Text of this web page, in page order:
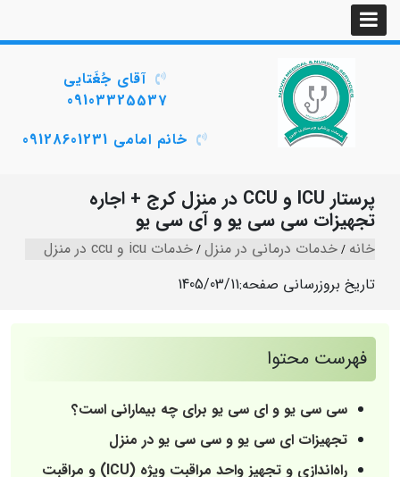
آقای جُغَتایی
09103325537
خانم امامی 09128601231
پرستار ICU و CCU در منزل کرج + اجاره
تجهیزات سی سی یو و آی سی یو
خانه خدمات درمانی در منزل خدمات icu و ccu در منزل
تاریخ بروزرسانی صفحه:1405/03/11
فهرست محتوا
سی سی یو و ای سی یو برای چه بیمارانی است؟
تجهیزات ای سی یو و سی سی یو در منزل
راه‌اندازی و تجهیز واحد مراقبت ویژه (ICU) و مراقبت‌